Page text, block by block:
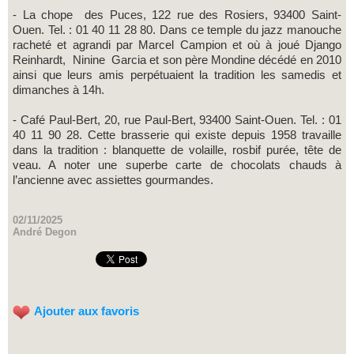
- La chope des Puces, 122 rue des Rosiers, 93400 Saint-
Ouen. Tel. : 01 40 11 28 80. Dans ce temple du jazz manouche
racheté et agrandi par Marcel Campion et où à joué Django
Reinhardt, Ninine Garcia et son père Mondine décédé en 2010
ainsi que leurs amis perpétuaient la tradition les samedis et
dimanches à 14h.
- Café Paul-Bert, 20, rue Paul-Bert, 93400 Saint-Ouen. Tel. : 01
40 11 90 28. Cette brasserie qui existe depuis 1958 travaille
dans la tradition : blanquette de volaille, rosbif purée, tête de
veau. A noter une superbe carte de chocolats chauds à
l’ancienne avec assiettes gourmandes.
02/11/2025
André Degon
Ajouter aux favoris